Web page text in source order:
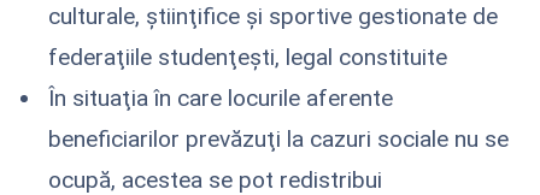
culturale, ştiinţifice şi sportive gestionate de
federaţiile studenţeşti, legal constituite
În situaţia în care locurile aferente
beneficiarilor prevăzuţi la cazuri sociale nu se
ocupă, acestea se pot redistribui